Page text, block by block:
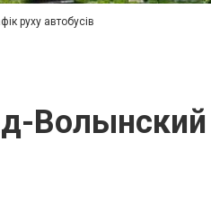
руху автобусів
Волынский